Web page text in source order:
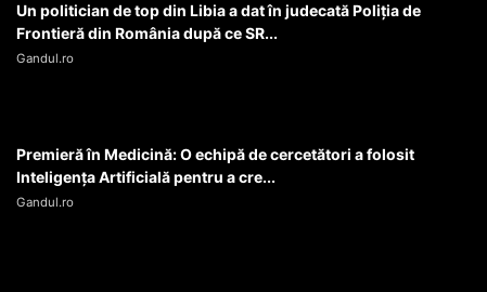
Un politician de top din Libia a dat în judecată Poliția de
Frontieră din România după ce SR...
Gandul.ro
Premieră în Medicină: O echipă de cercetători a folosit
Inteligența Artificială pentru a cre...
Gandul.ro